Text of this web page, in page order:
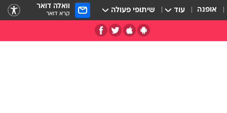
אופנה עוד שיתופי פעולה וואלה דואר
קרא דואר